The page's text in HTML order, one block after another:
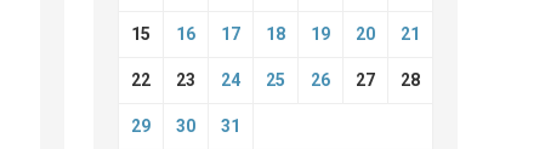
15 16 17 18 19 20 21
22 23 24 25 26 27 28
29 30 31